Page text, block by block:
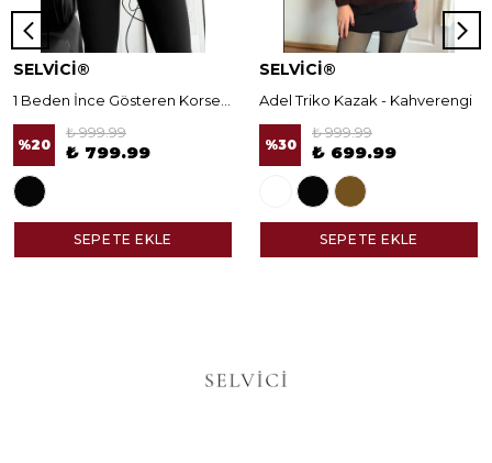
SELVİCİ®
%20
₺ 999.99
₺ 799.99
SEPETE EKLE
SELVİCİ®
Adel Triko Kazak - Kahverengi
%30
₺ 999.99
₺ 699.99
SEPETE EKLE